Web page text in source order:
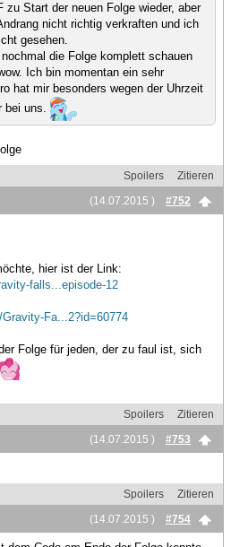
Start der neuen Folge wieder, aber
nicht richtig verkraften und ich
gesehen.
die Folge komplett schauen
Ich bin momentan ein sehr
hat mir besonders wegen der Uhrzeit
bei uns.
Spoilers
Zitieren
(14.07.2015 )
#752
hier ist der Link:
falls...episode-12
Fa...2?id=60774
Folge für jeden, der zu faul ist, sich
Spoilers
Zitieren
(14.07.2015 )
#753
Spoilers
Zitieren
(14.07.2015 )
#754